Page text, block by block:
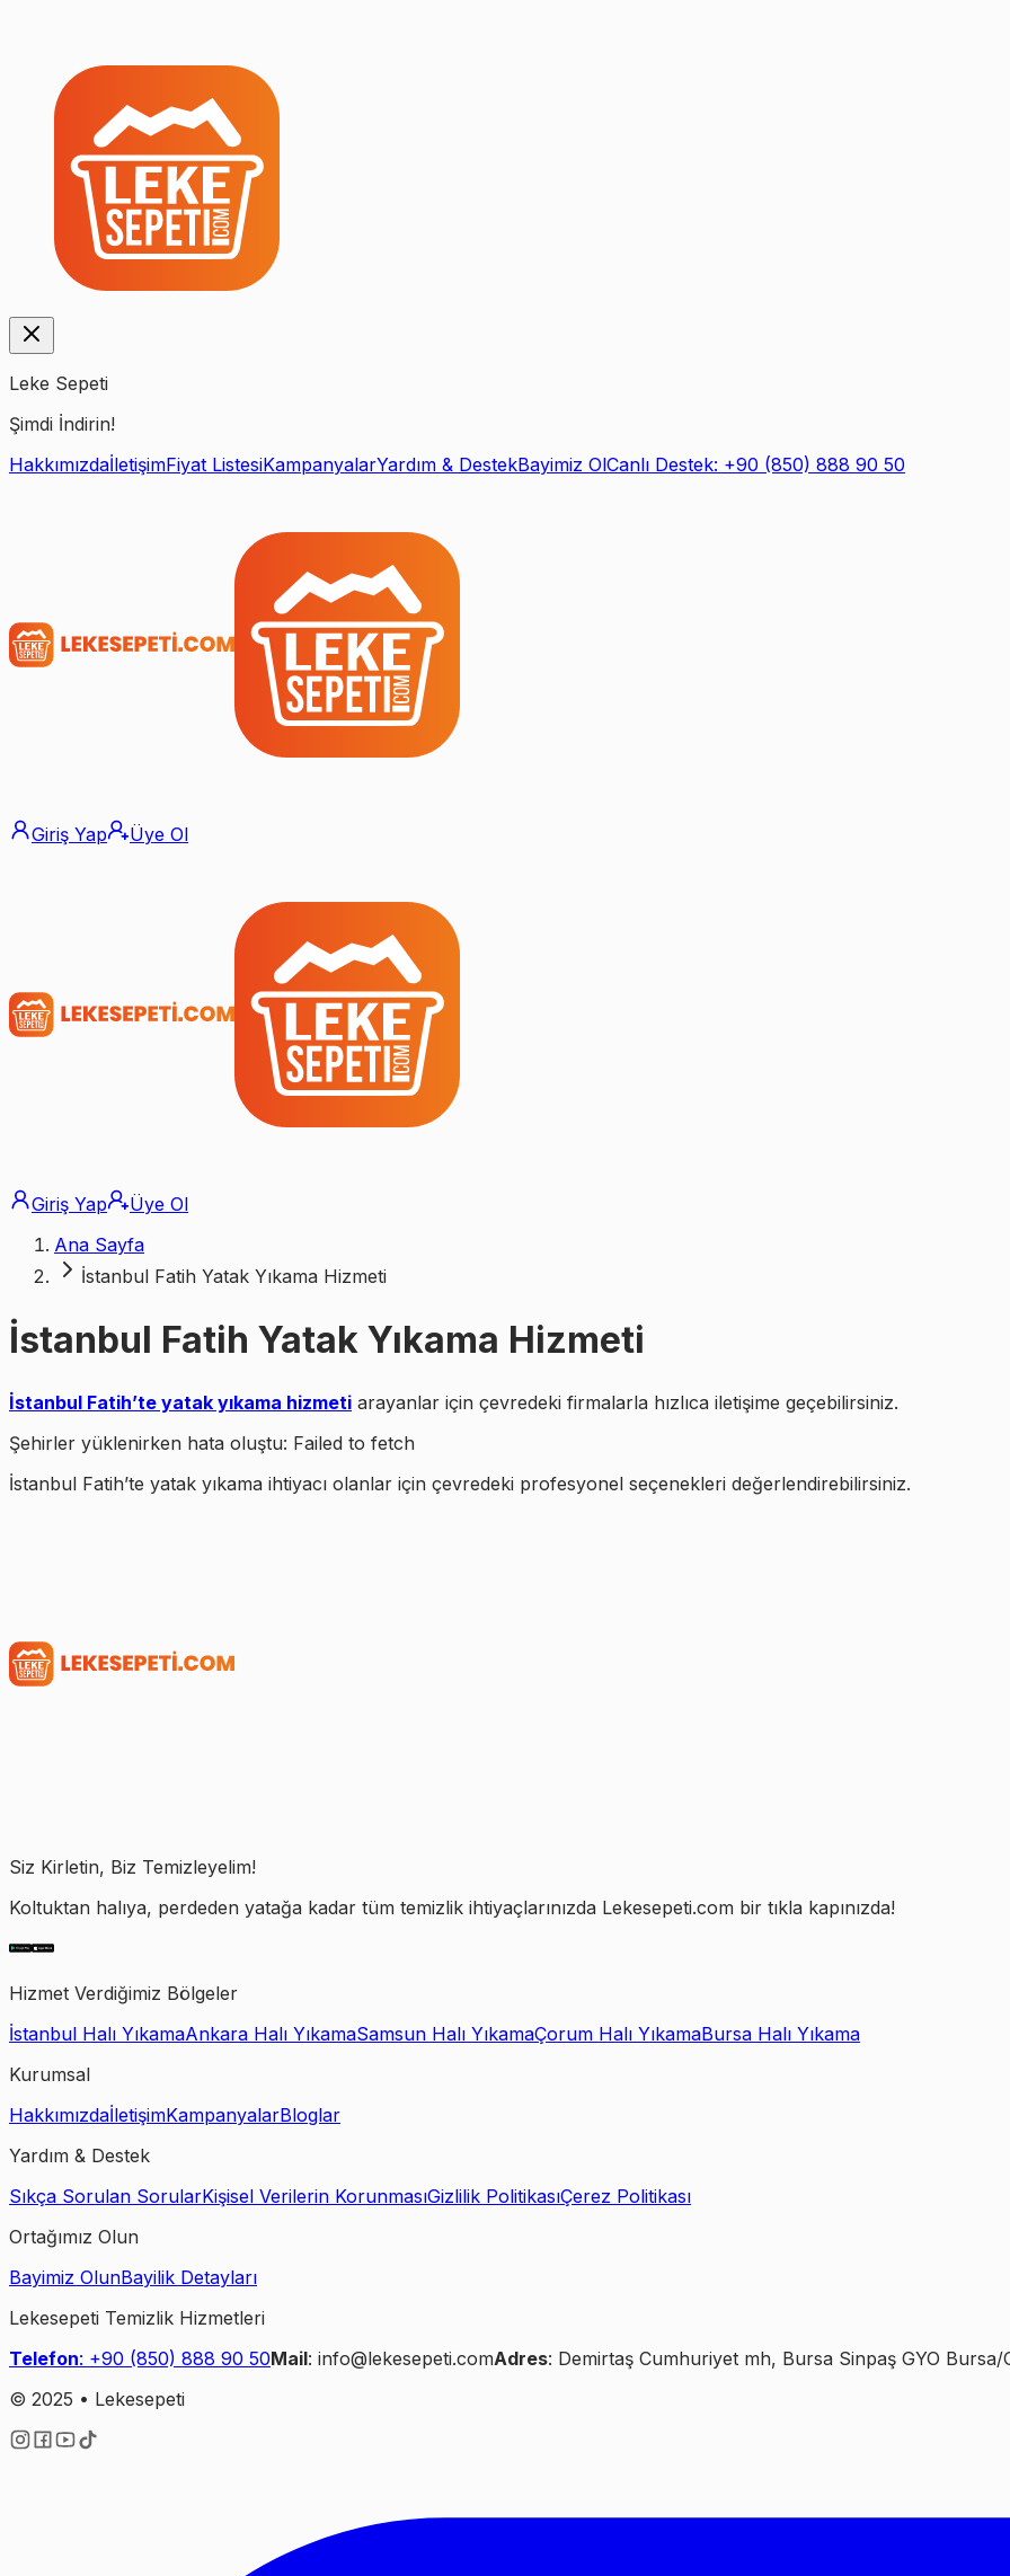
Leke Sepeti
Şimdi İndirin!
HakkımızdaİletişimFiyat ListesiKampanyalarYardım & DestekBayimiz OlCanlı Destek: +90 (850) 888 90 50
Giriş Yap Üye Ol
Giriş Yap
Üye Ol
Ana Sayfa
İstanbul Fatih Yatak Yıkama Hizmeti
İstanbul Fatih Yatak Yıkama Hizmeti
İstanbul Fatih’te yatak yıkama hizmeti arayanlar için çevredeki firmalarla hızlıca iletişime geçebilirsiniz.
Şehirler yüklenirken hata oluştu: Failed to fetch
İstanbul Fatih’te yatak yıkama ihtiyacı olanlar için çevredeki profesyonel seçenekleri değerlendirebilirsiniz.
Siz Kirletin, Biz Temizleyelim!
Koltuktan halıya, perdeden yatağa kadar tüm temizlik ihtiyaçlarınızda Lekesepeti.com bir tıkla kapınızda!
Hizmet Verdiğimiz Bölgeler
İstanbul Halı YıkamaAnkara Halı YıkamaSamsun Halı YıkamaÇorum Halı YıkamaBursa Halı Yıkama
Kurumsal
HakkımızdaİletişimKampanyalarBloglar
Yardım & Destek
Sıkça Sorulan SorularKişisel Verilerin KorunmasıGizlilik PolitikasıÇerez Politikası
Ortağımız Olun
Bayimiz OlunBayilik Detayları
Lekesepeti Temizlik Hizmetleri
Telefon: +90 (850) 888 90 50Mail: info@lekesepeti.comAdres: Demirtaş Cumhuriyet mh, Bursa Sinpaş GYO Bursa/
© 2025 • Lekesepeti